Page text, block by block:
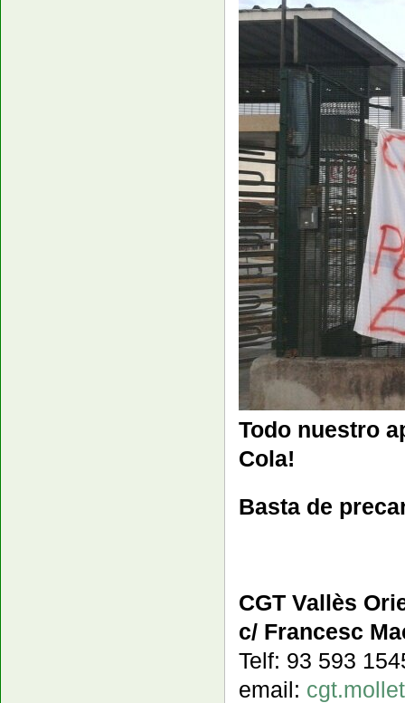
Todo nuestro
Cola!
Basta de
CGT Vallès
c/ Francesc
Telf: 93 593
email: